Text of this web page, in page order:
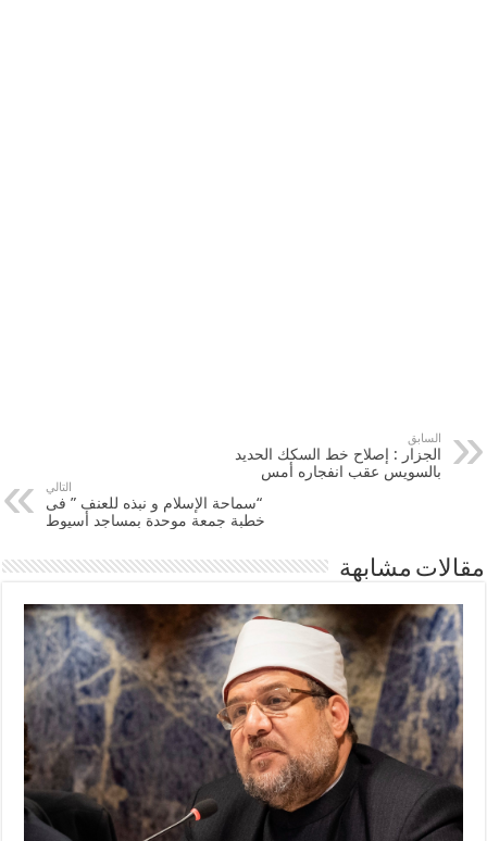
السابق
الجزار : إصلاح خط السكك الحديد
بالسويس عقب انفجاره أمس
التالي
“سماحة الإسلام و نبذه للعنف ” فى
خطبة جمعة موحدة بمساجد أسيوط
مقالات مشابهة